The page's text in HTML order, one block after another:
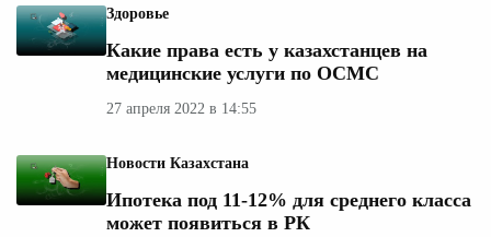
Здоровье
Какие права есть у казахстанцев на
медицинские услуги по ОСМС
27 апреля 2022 в 14:55
Новости Казахстана
Ипотека под 11-12% для среднего класса
может появиться в РК